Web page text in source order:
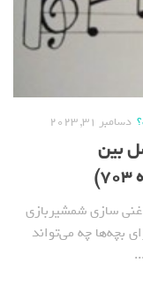
31, 2023
بین
سازی شمشیربازی
چه می‌تواند